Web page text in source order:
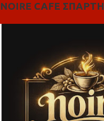
NOIRE CAFE ΣΠΑΡΤΗ